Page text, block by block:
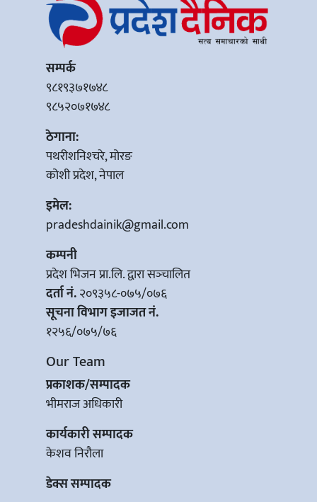
सम्पर्क
९८१९३७१७४८
९८५२०७१७४८
ठेगाना:
पथरीशनिश्‍चरे, मोरङ
कोशी प्रदेश, नेपाल
इमेल:
pradeshdainik@gmail.com
कम्पनी
प्रदेश भिजन प्रा.लि. द्वारा सञ्‍चालित
दर्ता नं.२०९३५८-०७५/०७६
सूचना विभाग इजाजत नं.
१२५६/०७५/७६
Our Team
प्रकाशक/सम्पादक
भीमराज अधिकारी
कार्यकारी सम्पादक
केशव निरौला
डेक्स सम्पादक